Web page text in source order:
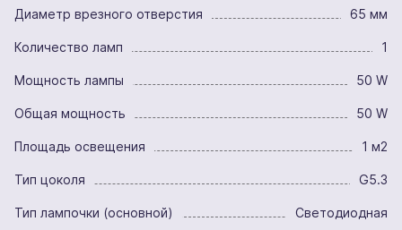
Диаметр врезного отверстия 65 мм
Количество ламп 1
Мощность лампы 50 W
Общая мощность 50 W
Площадь освещения 1 м2
Тип цоколя G5.3
Тип лампочки (основной) Светодиодная